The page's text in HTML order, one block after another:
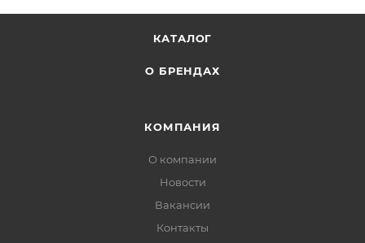
КАТАЛОГ
О БРЕНДАХ
КОМПАНИЯ
О компании
Новости
Вакансии
Контакты